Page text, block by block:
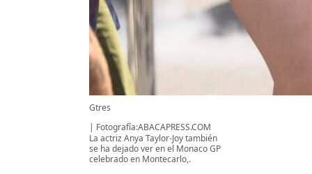
Gtres
Fotografía:ABACAPRESS.COM
La actriz Anya Taylor-Joy también
se ha dejado ver en el Monaco GP
celebrado en Montecarlo,.